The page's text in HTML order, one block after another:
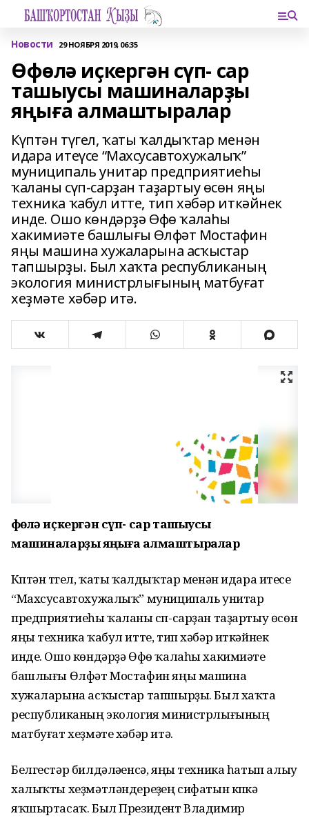
Новости 29 НОЯБРЯ 2019, 06:35
Өфөлә иҫкергән сүп- сар
ташыусы машиналарҙы
яңыға алмаштыралар
Күптән түгел, ҡаты ҡалдыҡтар менән
идара итеүсе “Махсусавтохужалыҡ”
муниципаль унитар предприятиеһы
ҡаланы сүп-сарҙан таҙартыу өсөн яңы
техника ҡабул итте, тип хәбәр иткәйнек
инде. Ошо көндәрҙә Өфө ҡалаһы
хакимиәте башлығы Өлфәт Мостафин
яңы машина хужаларына асҡыстар
тапшырҙы. Был хаҡта республиканың
экология министрлығының матбуғат
хеҙмәте хәбәр итә.
Өфөлә иҫкергән сүп- сар ташыусы
машиналарҙы яңыға алмаштыралар
Күптән түгел, ҡаты ҡалдыҡтар менән идара итеүсе
“Махсусавтохужалыҡ” муниципаль унитар
предприятиеһы ҡаланы сүп-сарҙан таҙартыу өсөн
яңы техника ҡабул итте, тип хәбәр иткәйнек
инде. Ошо көндәрҙә Өфө ҡалаһы хакимиәте
башлығы Өлфәт Мостафин яңы машина
хужаларына асҡыстар тапшырҙы. Был хаҡта
республиканың экология министрлығының
матбуғат хеҙмәте хәбәр итә.
Белгестәр билдәләүенсә, яңы техника һатып алыу
халыҡты хеҙмәтләндереүҙең сифатын күпкә
яҡшыртасаҡ. Был Президент Владимир